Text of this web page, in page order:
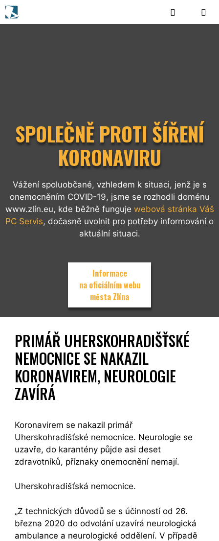
Přeskočit
na
SPOLEČNĚ PROTI ŠÍŘENÍ
KORONAVIRU
Vážení spoluobčané, vzhledem k situaci, jenž je s
onemocněním COVID-19, jsme se rozhodli doménu
www.zlín.eu, kde běžně funguje webová stránka Váš
PC Servis, dočasně uvolnit pro potřeby informování o
aktuální situaci.
Informace
na oficiálním webu
města Zlína
PRIMÁŘ UHERSKOHRADIŠŤSKÉ
NEMOCNICE SE NAKAZIL
KORONAVIREM, NEUROLOGIE
ZAVÍRÁ
Koronavirem se nakazil primář
Uherskohradišťské nemocnice. Neurologie se
uzavře, do karantény půjde asi deset
zdravotníků, příznaky onemocnění nemají.
Uherskohradišťská nemocnice.
„Z technických důvodů se s účinností od 26.
března 2020 do odvolání uzavírá neurologická
ambulance a neurologické oddělení. V případě